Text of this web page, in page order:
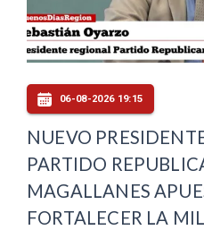
06-08-2026 19:15
NUEVO
PARTIDO
MAGALLANES
FORTALECER LA